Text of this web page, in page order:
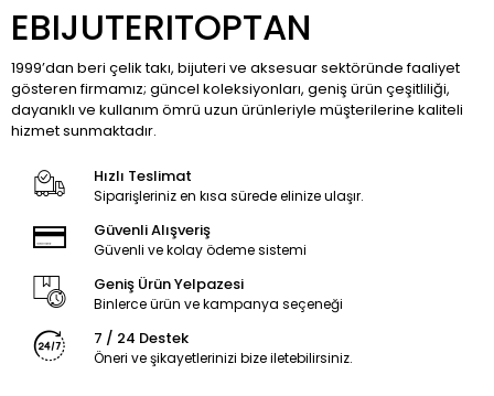
EBIJUTERITOPTAN
1999’dan beri çelik takı, bijuteri ve aksesuar sektöründe faaliyet
gösteren firmamız; güncel koleksiyonları, geniş ürün çeşitliliği,
dayanıklı ve kullanım ömrü uzun ürünleriyle müşterilerine kaliteli
hizmet sunmaktadır.
Hızlı Teslimat
Siparişleriniz en kısa sürede elinize ulaşır.
Güvenli Alışveriş
Güvenli ve kolay ödeme sistemi
Geniş Ürün Yelpazesi
Binlerce ürün ve kampanya seçeneği
7 / 24 Destek
Öneri ve şikayetlerinizi bize iletebilirsiniz.